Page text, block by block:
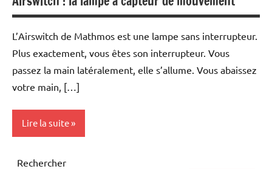
L’Airswitch de Mathmos est une lampe sans interrupteur.
Plus exactement, vous êtes son interrupteur. Vous
passez la main latéralement, elle s’allume. Vous abaissez
votre main, […]
Lire la suite
Inclassables
Rechercher